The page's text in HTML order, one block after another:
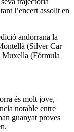
l’encert assolit en
andorrana la
(Silver Car
Muxella (Fórmula
és molt jove,
notable entre
guanyat proves